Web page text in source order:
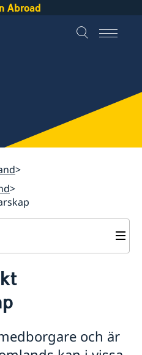
Abroad
ID-kort för vuxen
och är